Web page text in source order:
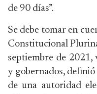
de 90 días”.
Se debe tomar en
Constitucional
septiembre de 2021,
y gobernados,
de una autoridad